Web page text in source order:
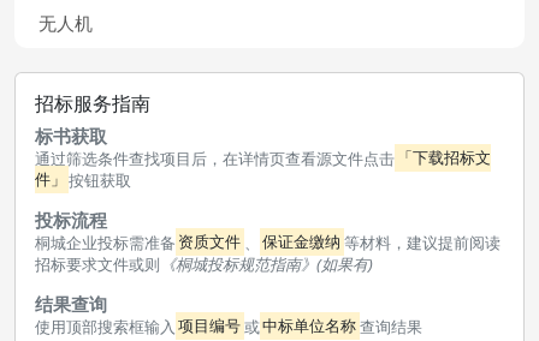
无人机
招标服务指南
标书获取
通过筛选条件查找项目后，在详情页查看源文件点击 「下载招标文
件」 按钮获取
投标流程
桐城企业投标需准备 资质文件 、 保证金缴纳 等材料，建议提前阅读
招标要求文件或则 《桐城投标规范指南》(如果有)
结果查询
使用顶部搜索框输入 项目编号或中标单位名称查询结果